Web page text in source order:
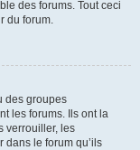
des forums. Tout ceci
du forum.
des groupes
les forums. Ils ont la
verrouiller, les
dans le forum qu’ils